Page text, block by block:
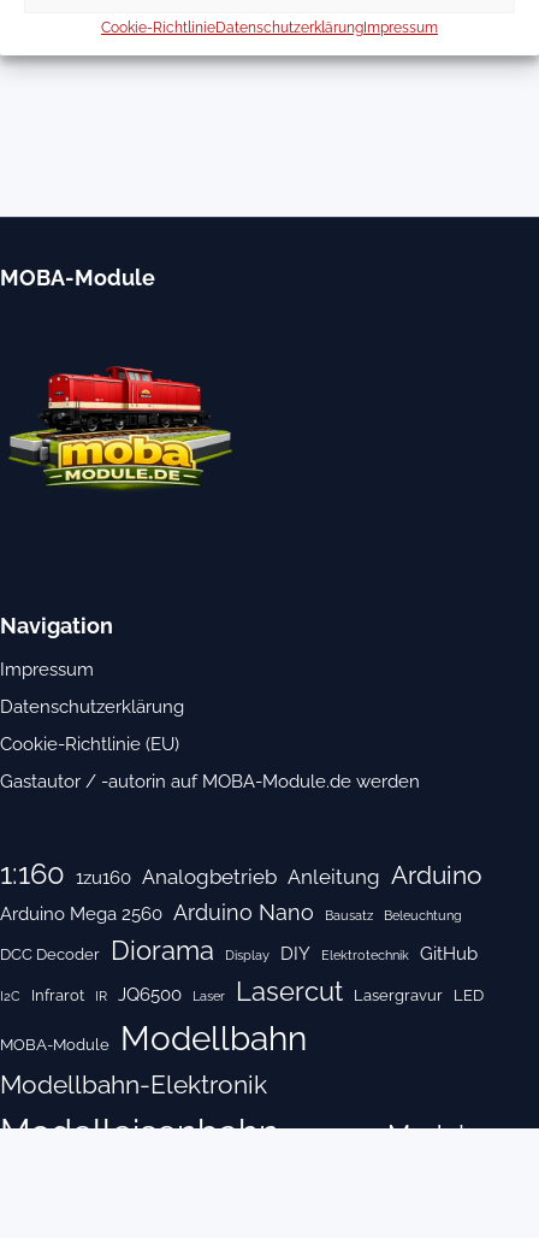
Cookie-RichtlinieDatenschutzerklärungImpressum
MOBA-Module
Navigation
Impressum
Datenschutzerklärung
Cookie-Richtlinie (EU)
Gastautor / -autorin auf MOBA-Module.de werden
1:160 1zu160 Analogbetrieb Anleitung Arduino
Arduino Mega 2560 Arduino Nano Bausatz Beleuchtung
DCC Decoder Diorama Display DIY Elektrotechnik GitHub
I2C Infrarot IR JQ6500 Laser Lasercut Lasergravur LED
MOBA-Module Modellbahn
Modellbahn-Elektronik
Modelleisenbahn Modul